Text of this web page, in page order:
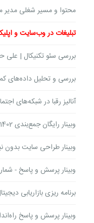
محتوا و مسیر شغلی مدیر
تبلیغات در وب‌سایت و
بررسی سئو تکنیکال | علی
بررسی و تحلیل داده‌های
آنالیز رقبا در شبکه‌های
وبینار رایگان جمع‌بندی 1402 و برنامه‌ریزی برای 1403 با عادل طالبی
وبینار ‌طراحی سایت
وبینار پرسش و پاسخ - شماره
برنامه ریزی بازاریابی
وبینار پرسش و پاسخ